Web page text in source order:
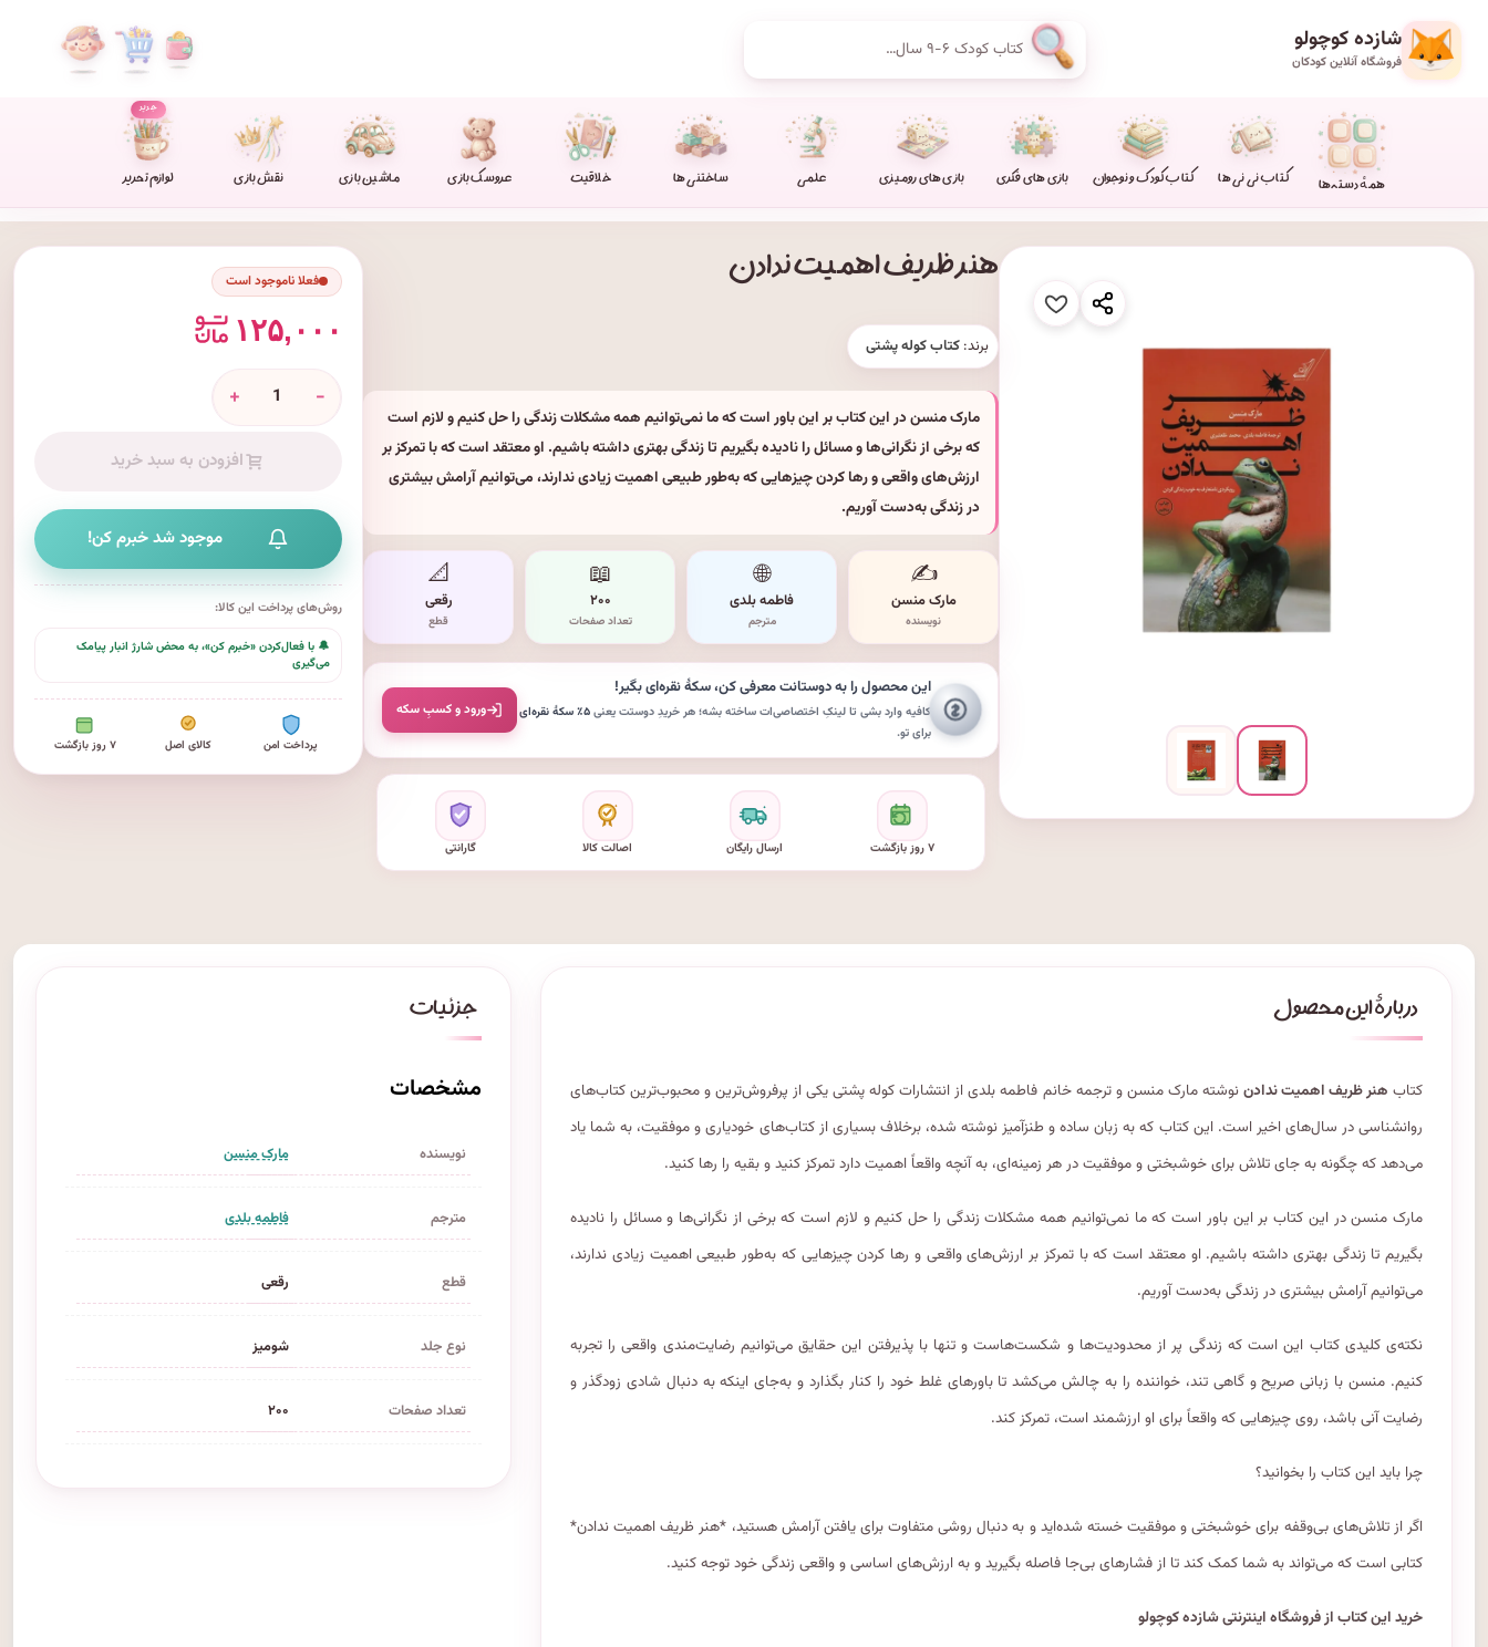
شازده کوچولو
فروشگاه آنلاین کودکان
همهٔ دسته‌ها کتاب نی نی ها کتاب کودک و نوجوان بازی های فکری بازی های رومیزی علمی ساختنی ها خلاقیت عروسک بازی ماشین بازی نقش بازی لوازم تحریر
جدید
هنر ظریف اهمیت ندادن
برند: کتاب کوله پشتی
مارک منسن در این کتاب بر این باور است که ما نمی‌توانیم همه مشکلات زندگی را حل کنیم و لازم است
که برخی از نگرانی‌ها و مسائل را نادیده بگیریم تا زندگی بهتری داشته باشیم. او معتقد است که با تمرکز بر
ارزش‌های واقعی و رها کردن چیزهایی که به‌طور طبیعی اهمیت زیادی ندارند، می‌توانیم آرامش بیشتری
در زندگی به‌دست آوریم.
✍️
مارک منسن
نویسنده
🌐
فاطمه بلدی
مترجم
📖
۲۰۰
تعداد صفحات
📐
رقعی
قطع
این محصول را به دوستانت معرفی کن،سکهٔ نقره‌ایبگیر!
کافیه وارد بشی تا لینکِ اختصاصی‌ات ساخته بشه؛ هر خریدِ دوستت یعنی۵٪ سکهٔ نقره‌ای
برای تو.
ورود و کسبِ سکه
۷ روز بازگشت ارسال رایگان اصالت کالا گارانتی
فعلا ناموجود است
۱۲۵,۰۰۰
-
+
افزودن به سبد خرید
موجود شد خبرم کن!
روش‌های پرداخت این کالا:
🔔 با فعال‌کردن «خبرم کن»، به محض شارژ انبار پیامک
می‌گیری
پرداخت امن کالای اصل ۷ روز بازگشت
کتاب هنر ظریف اهمیت ندادننوشته مارک منسن و ترجمه خانم فاطمه بلدی از انتشارات کوله پشتی یکی از پرفروش‌ترین و محبوب‌ترین کتاب‌های
روانشناسی در سال‌های اخیر است. این کتاب که به زبان ساده و طنزآمیز نوشته شده، برخلاف بسیاری از کتاب‌های خودیاری و موفقیت، به شما یاد
می‌دهد که چگونه به جای تلاش برای خوشبختی و موفقیت در هر زمینه‌ای، به آنچه واقعاً اهمیت دارد تمرکز کنید و بقیه را رها کنید.
مارک منسن در این کتاب بر این باور است که ما نمی‌توانیم همه مشکلات زندگی را حل کنیم و لازم است که برخی از نگرانی‌ها و مسائل را نادیده
بگیریم تا زندگی بهتری داشته باشیم. او معتقد است که با تمرکز بر ارزش‌های واقعی و رها کردن چیزهایی که به‌طور طبیعی اهمیت زیادی ندارند،
می‌توانیم آرامش بیشتری در زندگی به‌دست آوریم.
نکته‌ی کلیدی کتاب این است که زندگی پر از محدودیت‌ها و شکست‌هاست و تنها با پذیرفتن این حقایق می‌توانیم رضایت‌مندی واقعی را تجربه
کنیم. منسن با زبانی صریح و گاهی تند، خواننده را به چالش می‌کشد تا باورهای غلط خود را کنار بگذارد و به‌جای اینکه به دنبال شادی زودگذر و
رضایت آنی باشد، روی چیزهایی که واقعاً برای او ارزشمند است، تمرکز کند.
چرا باید این کتاب را بخوانید؟
اگر از تلاش‌های بی‌وقفه برای خوشبختی و موفقیت خسته شده‌اید و به دنبال روشی متفاوت برای یافتن آرامش هستید، *هنر ظریف اهمیت ندادن*
کتابی است که می‌تواند به شما کمک کند تا از فشارهای بی‌جا فاصله بگیرید و به ارزش‌های اساسی و واقعی زندگی خود توجه کنید.
خرید این کتاب از فروشگاه اینترنتی شازده کوچولو
مشخصات
نویسنده مارک منسن
مترجم فاطمه بلدی
قطع رقعی
نوع جلد شومیز
تعداد صفحات ۲۰۰